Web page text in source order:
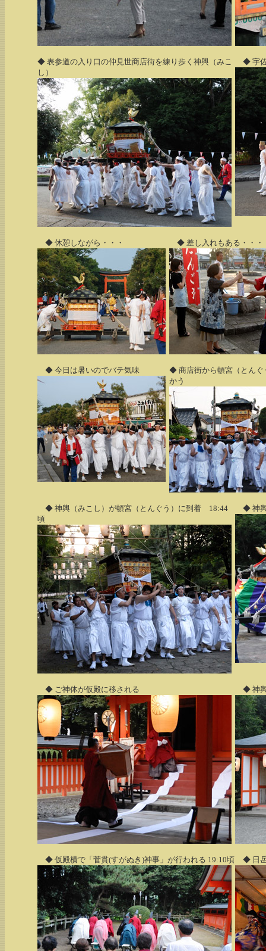
◆ 表参道の入り口の仲見世商店街を練り歩く神輿（みこ
し）
◆ 宇佐
◆ 休憩しながら・・・ ◆ 差し入れもある・・・
◆ 今日は暑いのでバテ気味
◆ 商店街から頓宮（とんぐ
かう
◆ 神輿（みこし）が頓宮（とんぐう）に到着 18:44
頃
◆ 神輿
◆ ご神体が仮殿に移される ◆ 神輿
◆ 仮殿横で「菅貫(すがぬき)神事」が行われる 19:10頃 ◆ 日岳